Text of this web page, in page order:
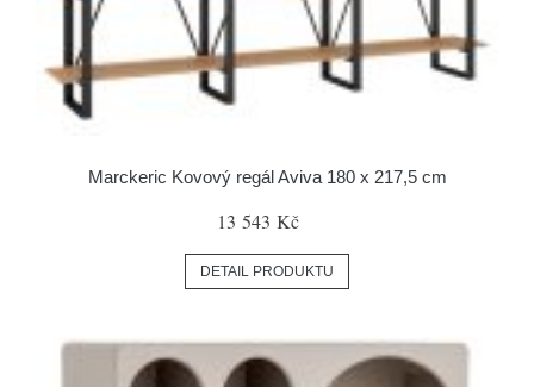
Marckeric Kovový regál Aviva 180 x 217,5 cm
13 543 Kč
DETAIL PRODUKTU